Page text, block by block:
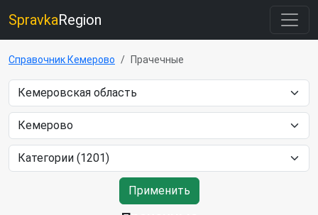
SpravkaRegion
Справочник Кемерово Прачечные
Применить